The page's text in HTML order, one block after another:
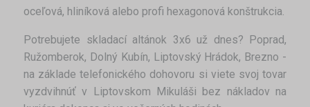
oceľová, hliníková alebo profi hexagonová konštrukcia.
Potrebujete skladací altánok 3x6 už dnes? Poprad,
Ružomberok, Dolný Kubín, Liptovský Hrádok, Brezno -
na základe telefonického dohovoru si viete svoj tovar
vyzdvihnúť v Liptovskom Mikuláši bez nákladov na